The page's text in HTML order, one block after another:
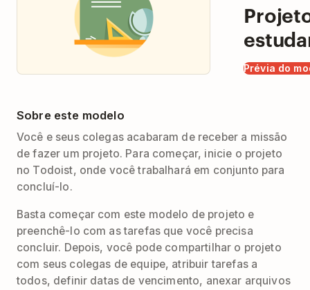
Prévia do
Sobre este modelo
Você e seus colegas acabaram de receber a missão
de fazer um projeto. Para começar, inicie o projeto
no Todoist, onde você trabalhará em conjunto para
concluí-lo.
Basta começar com este modelo de projeto e
preenchê-lo com as tarefas que você precisa
concluir. Depois, você pode compartilhar o projeto
com seus colegas de equipe, atribuir tarefas a
todos, definir datas de vencimento, anexar arquivos